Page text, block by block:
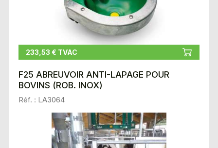
233,53 € TVAC
F25 ABREUVOIR ANTI-LAPAGE POUR
BOVINS (ROB. INOX)
Réf. : LA3064